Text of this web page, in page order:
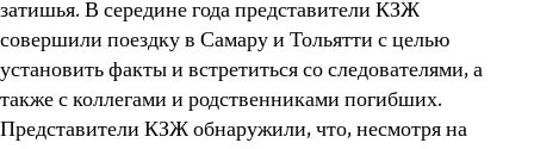
затишья. В середине года представители КЗЖ
совершили поездку в Самару и Тольятти с целью
установить факты и встретиться со следователями, а
также с коллегами и родственниками погибших.
Представители КЗЖ обнаружили, что, несмотря на